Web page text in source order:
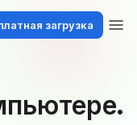
загрузка